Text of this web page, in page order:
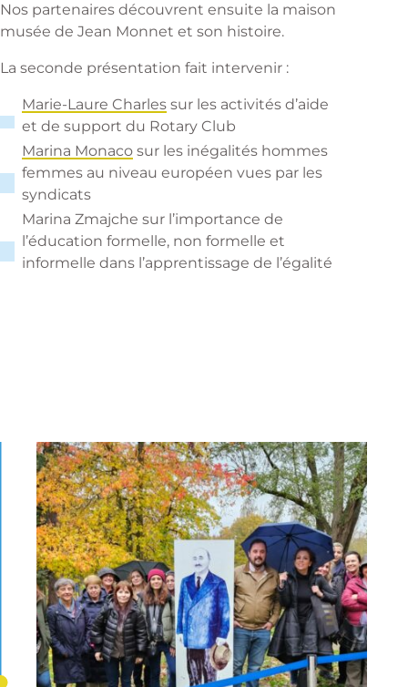
Nos partenaires découvrent ensuite la maison
musée de Jean Monnet et son histoire.
La seconde présentation fait intervenir :
Marie-Laure Charles sur les activités d’aide
et de support du Rotary Club
Marina Monaco sur les inégalités hommes
femmes au niveau européen vues par les
syndicats
Marina Zmajche sur l’importance de
l’éducation formelle, non formelle et
informelle dans l’apprentissage de l’égalité